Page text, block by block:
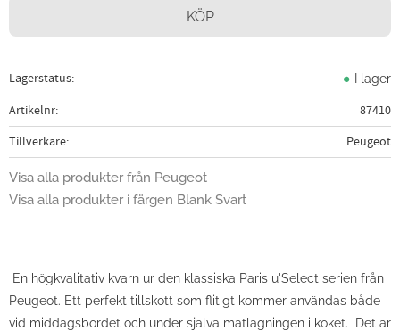
KÖP
Lagerstatus I lager
Artikelnr
87410
Tillverkare
Peugeot
Visa alla produkter från Peugeot
Visa alla produkter i färgen Blank Svart
En högkvalitativ kvarn ur den klassiska Paris u'Select serien från
Peugeot. Ett perfekt tillskott som flitigt kommer användas både
vid middagsbordet och under själva matlagningen i köket. Det är